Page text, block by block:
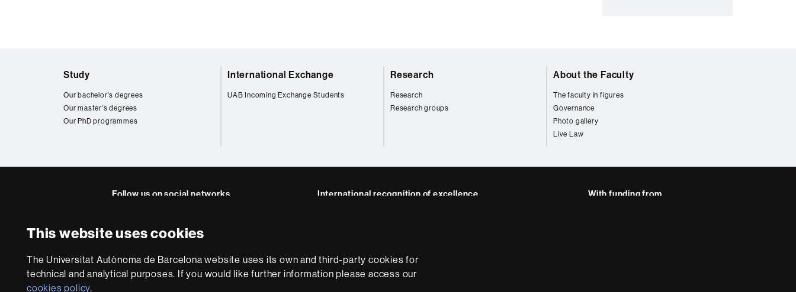
This website uses cookies
The Universitat Autònoma de Barcelona website uses its own and third-party cookies for
technical and analytical purposes. If you would like further information please access our
cookies policy.
Study
Our bachelor's degrees
Our master's degrees
Our PhD programmes
International Exchange
UAB Incoming Exchange Students
Research
Research
Research groups
About the Faculty
The faculty in figures
Governance
Photo gallery
Live Law
Follow us on social networks
Faculty
of
Law
International recognition of excellence With funding from
About
this
website